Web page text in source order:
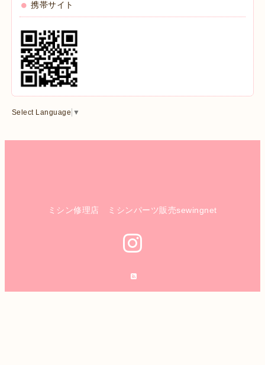
携帯サイト
Select Language ▼
ミシン修理店 ミシンパーツ販売sewingnet